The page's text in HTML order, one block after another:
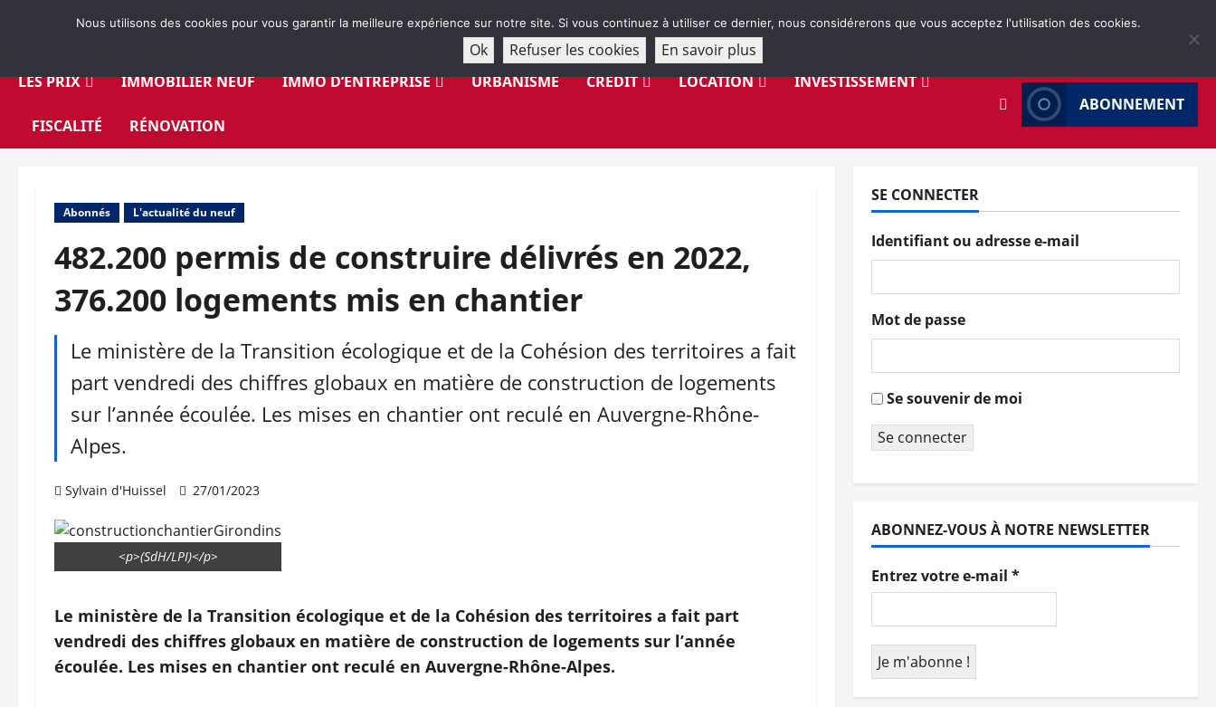
LES PRIX
IMMOBILIER NEUF IMMO D’ENTREPRISE URBANISME CRÉDIT LOCATION INVESTISSEMENT
FISCALITÉ RÉNOVATION
ABONNEMENT
Abonnés L'actualité du neuf
482.200 permis de construire délivrés en 2022,
376.200 logements mis en chantier
Le ministère de la Transition écologique et de la Cohésion des territoires a fait
part vendredi des chiffres globaux en matière de construction de logements
sur l’année écoulée. Les mises en chantier ont reculé en Auvergne-Rhône-
Alpes.
Sylvain d'Huissel 27/01/2023
<p>(SdH/LPI)</p>
Le ministère de la Transition écologique et de la Cohésion des territoires a fait part
vendredi des chiffres globaux en matière de construction de logements sur l’année
écoulée. Les mises en chantier ont reculé en Auvergne-Rhône-Alpes.
SE CONNECTER
Identifiant ou adresse e-mail
Mot de passe
Se souvenir de moi
Se connecter
ABONNEZ-VOUS À NOTRE NEWSLETTER
Entrez votre e-mail *
Nous utilisons des cookies pour vous garantir la meilleure expérience sur notre site. Si vous continuez à utiliser ce dernier, nous considérerons que vous acceptez l'utilisation des cookies.
Ok Refuser les cookies En savoir plus